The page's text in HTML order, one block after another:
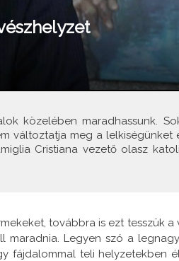
közelében maradhassunk.
változtatja meg a lelkiségünket
Cristiana vezető olasz
továbbra is ezt tesszük a
maradnia. Legyen szó a
fájdalommal teli helyzetekben